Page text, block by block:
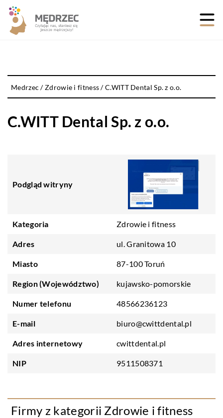
Medrzec /Zdrowie i fitness/C.WITT Dental Sp. z o.o.
C.WITT Dental Sp. z o.o.
Podgląd witryny
Kategoria Zdrowie i fitness
Adres ul. Granitowa 10
Miasto 87-100 Toruń
Region (Województwo) kujawsko-pomorskie
Numer telefonu 48566236123
E-mail biuro@cwittdental.pl
Adres internetowy cwittdental.pl
NIP 9511508371
Firmy z kategorii Zdrowie i fitness